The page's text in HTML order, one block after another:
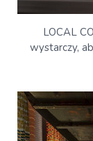
LOCAL
wystarczy,